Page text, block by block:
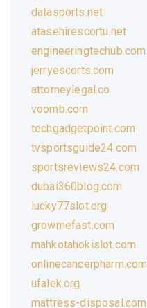
datasports.net
atasehirescortu.net
engineeringtechub.com
jerryescorts.com
attorneylegal.co
voomb.com
techgadgetpoint.com
tvsportsguide24.com
sportsreviews24.com
dubai360blog.com
lucky77slot.org
growmefast.com
mahkotahokislot.com
onlinecancerpharm.com
ufalek.org
mattress-disposal.com